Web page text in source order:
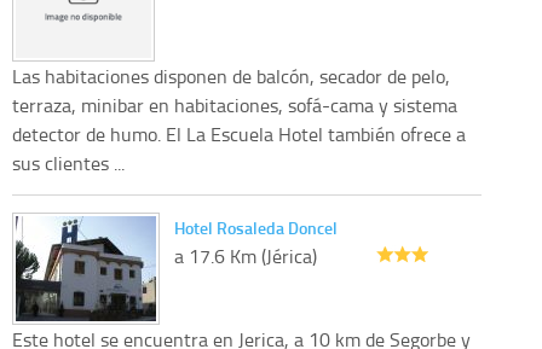
Las habitaciones disponen de balcón, secador de pelo,
terraza, minibar en habitaciones, sofá-cama y sistema
detector de humo. El La Escuela Hotel también ofrece a
sus clientes ...
Hotel Rosaleda Doncel
a 17.6 Km (Jérica)
Este hotel se encuentra en Jerica, a 10 km de Segorbe y